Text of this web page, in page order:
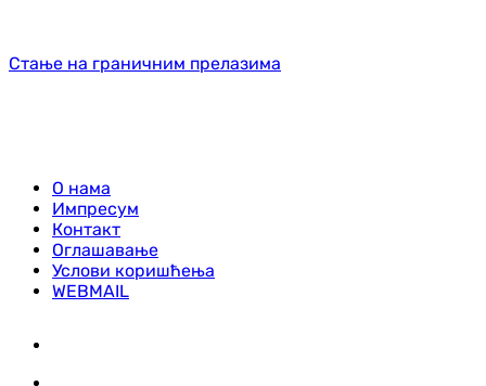
Стање на граничним прелазима
О нама
Импресум
Контакт
Оглашавање
Услови коришћења
WEBMAIL